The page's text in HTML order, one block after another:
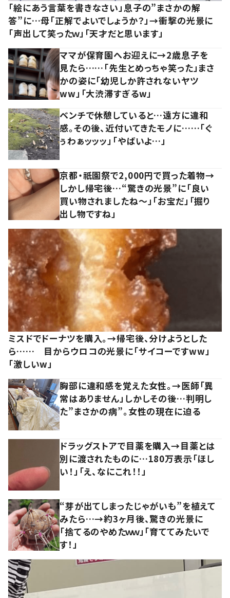
「絵にあう言葉を書きなさい」息子の”まさかの解
答”に…母「正解でよいでしょうか？」→衝撃の光景に
「声出して笑ったｗ」「天才だと思います」
ママが保育園へお迎えに→2歳息子を
見たら……「先生とめっちゃ笑った」まさ
かの姿に「幼児しか許されないヤツ
ww」「大渋滞すぎるw」
ベンチで休憩していると…遠方に違和
感。その後、近付いてきたモノに……「ぐ
ぅわぁッッッ」「やばいよ…」
京都・祇園祭で2,000円で買った着物→
しかし帰宅後…“驚きの光景”に「良い
買い物されましたね～」「お宝だ」「掘り
出し物ですね」
ミスドでドーナツを購入。→帰宅後、分けようとした
ら…… 目からウロコの光景に「サイコーですww」
「激しいw」
胸部に違和感を覚えた女性。→医師「異
常はありません」しかしその後…判明し
た”まさかの病”。女性の現在に迫る
ドラッグストアで目薬を購入→目薬とは
別に渡されたものに…180万表示「ほし
い！」「え、なにこれ！！」
“芽が出てしまったじゃがいも”を植えて
みたら…→約3ヶ月後、驚きの光景に
「捨てるのやめたｗｗ」「育ててみたいで
す！」